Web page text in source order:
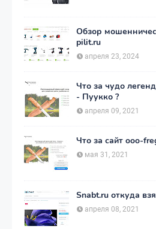
Обзор
pilit.ru
апреля 23, 2024
Что за чудо
- Пуукко ?
апреля 09, 2021
Что за сайт ooo-
мая 31, 2021
Snabt.ru откуда
апреля 08, 2021